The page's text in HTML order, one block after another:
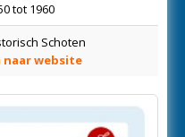
tot 1960
Schoten
naar website